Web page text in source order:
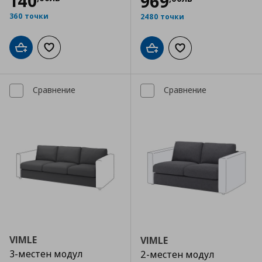
360 точки
Добави в кошницата
Добави към списъка с любими
2480 точки
Добави в кошницата
Добави към
Сравнение
VIMLE
3-местен модул
Сравнение
VIMLE
2-местен модул